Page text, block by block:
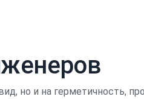
но и на герметичность,